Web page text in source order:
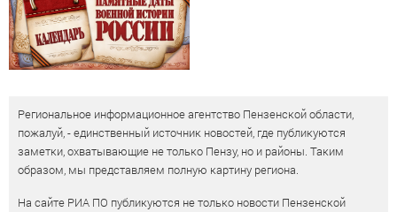
Региональное информационное агентство Пензенской области,
пожалуй, - единственный источник новостей, где публикуются
заметки, охватывающие не только Пензу, но и районы. Таким
образом, мы представляем полную картину региона.
На сайте РИА ПО публикуются не только новости Пензенской